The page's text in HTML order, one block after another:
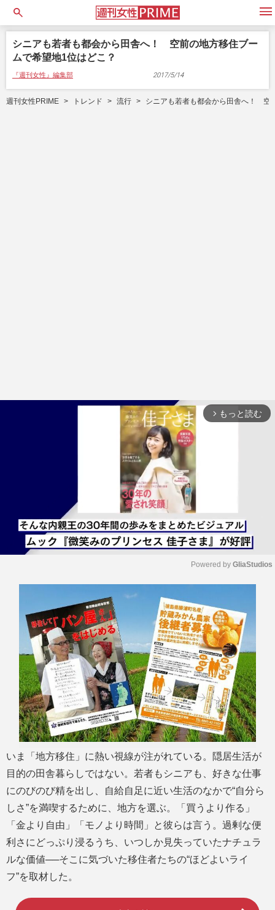
open
シニアも若者も都会から田舎へ！ 空前の地方移住ブー
ムで希望地1位はどこ？
『週刊女性』編集部 2017/5/14
週刊女性PRIME トレンド 流行 シニアも若者も都会から田舎へ！ 空
arrow_forward_ios もっと読む
t
e
Powered by GliaStudios
いま「地方移住」に熱い視線が注がれている。隠居生活が
目的の田舎暮らしではない。若者もシニアも、好きな仕事
にのびのび精を出し、自給自足に近い生活のなかで“自分ら
しさ”を満喫するために、地方を選ぶ。「買うより作る」
「金より自由」「モノより時間」と彼らは言う。過剰な便
利さにどっぷり浸るうち、いつしか見失っていたナチュラ
ルな価値──そこに気づいた移住者たちの“ほどよいライ
フ”を取材した。